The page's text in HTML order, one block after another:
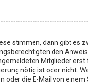
stimmen, dann gibt es
den
Mitglieder
nötig ist oder nicht.
die E-Mail von einem